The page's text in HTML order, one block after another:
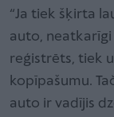
“Ja tiek šķirta
auto,
reģistrēts, tiek
kopīpašumu.
auto ir vadījis